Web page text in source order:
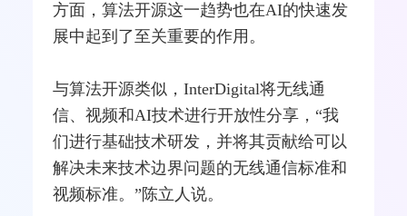
方面，算法开源这一趋势也在AI的快速发
展中起到了至关重要的作用。
与算法开源类似，InterDigital将无线通
信、视频和AI技术进行开放性分享，“我
们进行基础技术研发，并将其贡献给可以
解决未来技术边界问题的无线通信标准和
视频标准。”陈立人说。